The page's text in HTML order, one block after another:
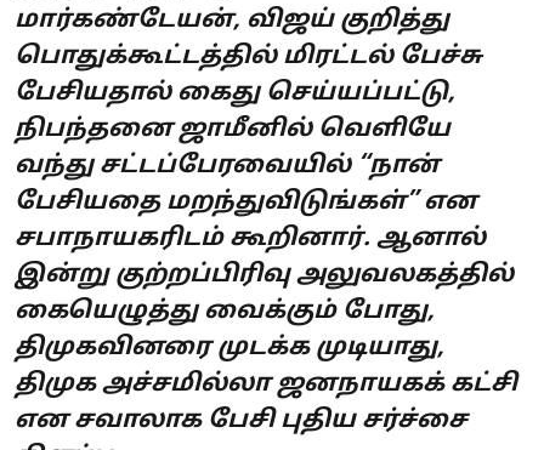
மார்கண்டேயன், விஜய் குறித்து
பொதுக்கூட்டத்தில் மிரட்டல் பேச்சு
பேசியதால் கைது செய்யப்பட்டு,
நிபந்தனை ஜாமீனில் வெளியே
வந்து சட்டப்பேரவையில் “நான்
பேசியதை மறந்துவிடுங்கள்” என
சபாநாயகரிடம் கூறினார். ஆனால்
இன்று குற்றப்பிரிவு அலுவலகத்தில்
கையெழுத்து வைக்கும் போது,
திமுகவினரை முடக்க முடியாது,
திமுக அச்சமில்லா ஜனநாயகக் கட்சி
என சவாலாக பேசி புதிய சர்ச்சை